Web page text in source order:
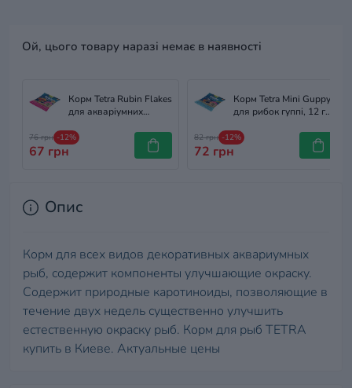
Ой, цього товару наразі немає в наявності
Корм Tetra Rubin Flakes
для акваріумних
забарвлення, 12 г
76 грн -12%
67 грн
Корм Tetra Mini Guppy
для рибок гуппі, 12 г
82 грн -12%
72 грн
Опис
Корм для всех видов декоративных аквариумных
рыб, содержит компоненты улучшающие окраску.
Содержит природные каротиноиды, позволяющие в
течение двух недель существенно улучшить
естественную окраску рыб. Корм для рыб TETRA
купить в Киеве. Актуальные цены